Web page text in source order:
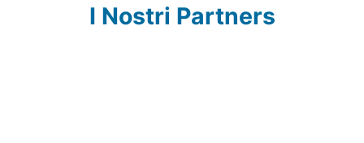
I Nostri Partners